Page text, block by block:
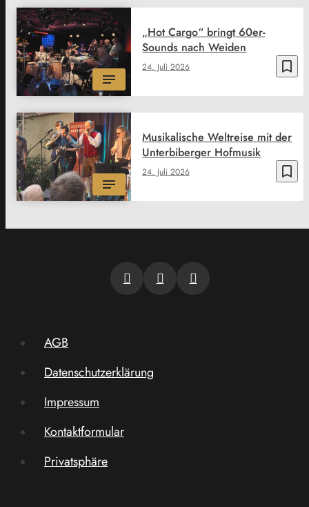
bookmark_border
24. Juli 2026
„Hot Cargo“ bringt 60er-
Sounds nach Weiden
bookmark_border
24. Juli 2026
Musikalische Weltreise mit der
Unterbiberger Hofmusik
AGB
Datenschutzerklärung
Impressum
Kontaktformular
Privatsphäre